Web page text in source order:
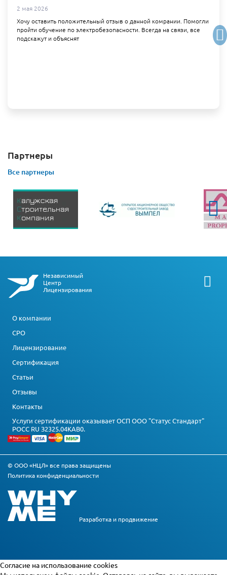
2 мая 2026
Хочу оставить положительный отзыв о данной комрании. Помогли
пройти обучение по электробезопасности. Всегда на связи, все
подскажут и объяснят
Партнеры
Все партнеры
Независимый
Центр
Лицензирования
О компании
СРО
Лицензирование
Сертификация
Статьи
Отзывы
Контакты
Услуги сертификации оказывает ОСП ООО "Статус Стандарт"
РОСС RU З2325.04КАВ0.
© ООО «НЦЛ» все права защищены
Политика конфиденциальности
Разработка и продвижение
Cогласие на использование cookies